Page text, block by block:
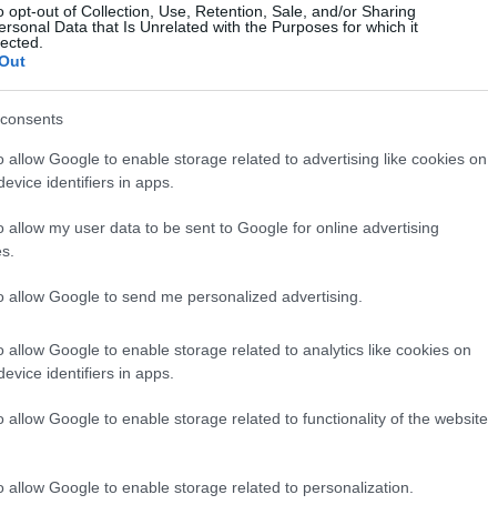
opt-out of Collection, Use, Retention, Sale, and/or Sharing
Data that Is Unrelated with the Purposes for which it
allow Google to enable storage related to advertising like cookies on
identifiers in apps.
allow my user data to be sent to Google for online advertising
allow Google to send me personalized advertising.
allow Google to enable storage related to analytics like cookies on
identifiers in apps.
allow Google to enable storage related to functionality of the website
allow Google to enable storage related to personalization.
di Bungie
voluto mettere in chiaro la necessità di un
rispecchi pienamente le aspettative
prevista per il 23 settembre è stata
miglioramento dell’esperienza di gioco.
rappresenta un approccio consapevole e
sono attenti al feedback che arriva dai
dichiarato, enfatizzando come il